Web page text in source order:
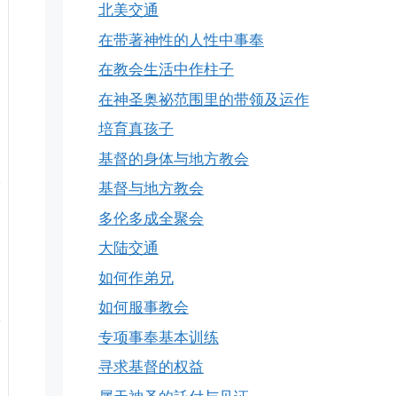
北美交通
在带著神性的人性中事奉
在教会生活中作柱子
在神圣奥祕范围里的带领及运作
培育真孩子
基督的身体与地方教会
基督与地方教会
多伦多成全聚会
大陆交通
如何作弟兄
如何服事教会
专项事奉基本训练
寻求基督的权益